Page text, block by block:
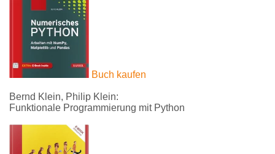
Buch kaufen
Bernd Klein, Philip Klein:
Funktionale Programmierung mit Python